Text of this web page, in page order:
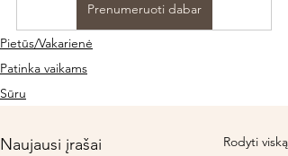
Prenumeruoti dabar
Pietūs/Vakarienė
Patinka vaikams
Sūru
Naujausi įrašai Rodyti viską